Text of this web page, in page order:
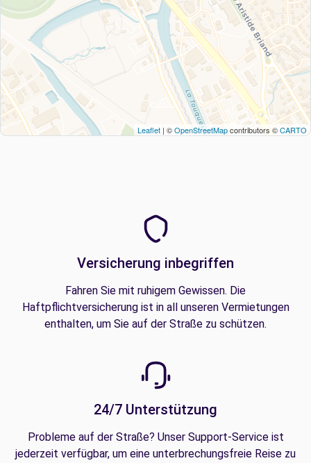
Leaflet | ©OpenStreetMapcontributors ©CARTO
Versicherung inbegriffen
Fahren Sie mit ruhigem Gewissen. Die
Haftpflichtversicherung ist in all unseren Vermietungen
enthalten, um Sie auf der Straße zu schützen.
24/7 Unterstützung
Probleme auf der Straße? Unser Support-Service ist
jederzeit verfügbar, um eine unterbrechungsfreie Reise zu